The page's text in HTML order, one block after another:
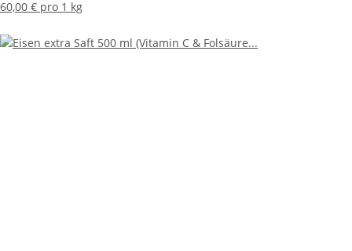
60,00 € pro 1 kg